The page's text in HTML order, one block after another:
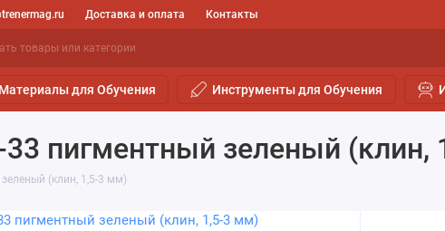
Доставка и оплата Контакты
Материалы для Обучения Инструменты для Обучения
33 пигментный зеленый (клин,
(клин, 1,5-3 мм)